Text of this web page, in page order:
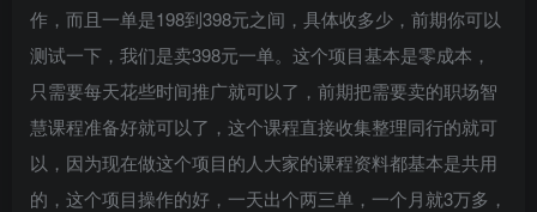
作，而且一单是198到398元之间，具体收多少，前期你可以
测试一下，我们是卖398元一单。这个项目基本是零成本，
只需要每天花些时间推广就可以了，前期把需要卖的职场智
慧课程准备好就可以了，这个课程直接收集整理同行的就可
以，因为现在做这个项目的人大家的课程资料都基本是共用
的，这个项目操作的好，一天出个两三单，一个月就3万多，